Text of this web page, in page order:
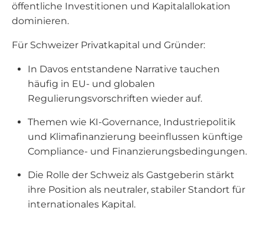
öffentliche Investitionen und Kapitalallokation
dominieren.
Für Schweizer Privatkapital und Gründer:
In Davos entstandene Narrative tauchen
häufig in EU- und globalen
Regulierungsvorschriften wieder auf.
Themen wie KI-Governance, Industriepolitik
und Klimafinanzierung beeinflussen künftige
Compliance- und Finanzierungsbedingungen.
Die Rolle der Schweiz als Gastgeberin stärkt
ihre Position als neutraler, stabiler Standort für
internationales Kapital.